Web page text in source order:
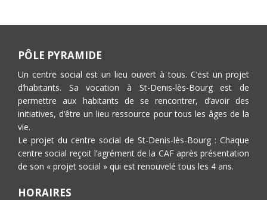
PÔLE PYRAMIDE
Un centre social est un lieu ouvert à tous. C’est un projet
d’habitants. Sa vocation à St-Denis-lès-Bourg est de
permettre aux habitants de se rencontrer, d’avoir des
initiatives, d’être un lieu ressource pour tous les âges de la
vie.
Le projet du centre social de St-Denis-lès-Bourg : Chaque
centre social reçoit l’agrément de la CAF après présentation
de son « projet social » qui est renouvelé tous les 4 ans.
HORAIRES